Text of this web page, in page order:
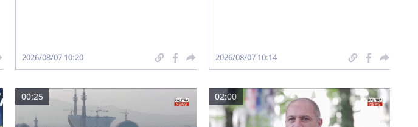
2026/08/07 10:20 2026/08/07 10:14
00:25 02:00